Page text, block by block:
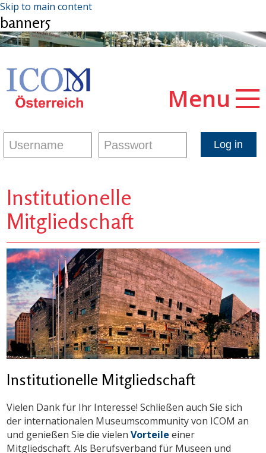
Skip to main content
banner5
Menu
Institutionelle
Mitgliedschaft
Institutionelle Mitgliedschaft
Vielen Dank für Ihr Interesse! Schließen auch Sie sich
der internationalen Museumscommunity von ICOM an
und genießen Sie die vielenVorteile einer
Mitgliedschaft. Als Berufsverband für Museen und